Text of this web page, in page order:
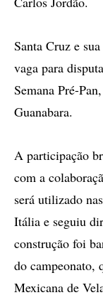
Santa Cruz e
vaga para
Semana Pré-
Guanabara.
A participação
com a
será utilizado
Itália e seguiu
construção foi
do campeonato,
Mexicana de